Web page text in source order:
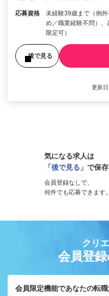
応募資格
未経験39歳まで（例
め／職業経験不問）
限定可）
後で見る
更新
気になる求人は
「後で見る 」で保存
会員登録なしで、
何件でも応募できます。
クリ
会員登
会員限定機能であなたの転職